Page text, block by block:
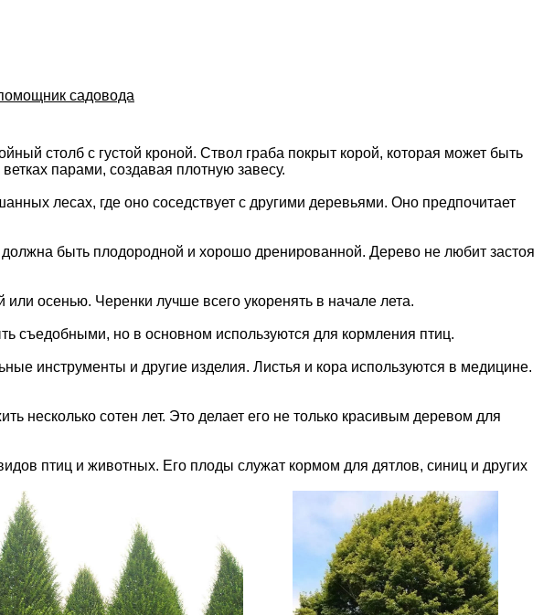
садовода
столб с густой кроной. Ствол граба покрыт корой, которая может быть
парами, создавая плотную завесу.
лесах, где оно соседствует с другими деревьями. Оно предпочитает
быть плодородной и хорошо дренированной. Дерево не любит застоя
осенью. Черенки лучше всего укоренять в начале лета.
съедобными, но в основном используются для кормления птиц.
инструменты и другие изделия. Листья и кора используются в медицине.
несколько сотен лет. Это делает его не только красивым деревом для
птиц и животных. Его плоды служат кормом для дятлов, синиц и других